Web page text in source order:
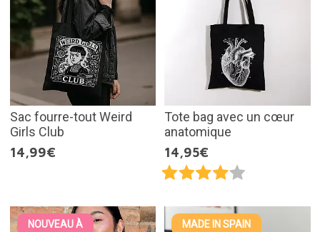
Sac fourre-tout Weird
Girls Club
14,99€
Tote bag avec un cœur
anatomique
14,95€
NOUVEAU À MADE IN SPAIN